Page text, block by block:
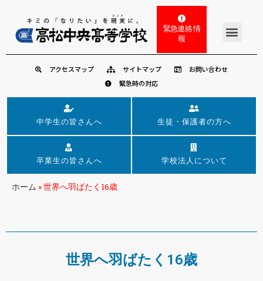
緊急連絡 情
報
アクセスマップ サイトマップ
お問い合わせ
緊急時の対応
中学生の皆さんへ 生徒・保護者の方へ
卒業生の皆さんへ 学校法人について
ホーム »世界へ羽ばたく16歳
世界へ羽ばたく16歳